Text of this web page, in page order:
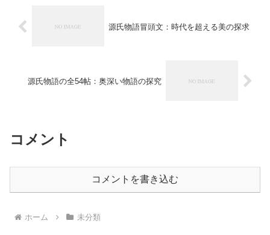
源氏物語冒頭文：時代を超える美の探求
源氏物語の全54帖：奥深い物語の探究
コメント
コメントを書き込む
ホーム 未分類